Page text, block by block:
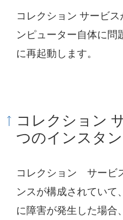
コレクション サービ
ンピューター自体に問
に再起動します。
コレクション
つのインスタ
コレクション サービ
ンスが構成されていて
に障害が発生した場合